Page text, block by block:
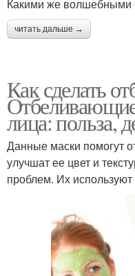
Какими же волшебными
читать дальше →
Как сделать
лица: польза,
Данные маски помогут
улучшат ее цвет и
проблем. Их